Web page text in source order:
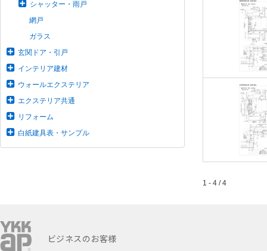
シャッター・雨戸
網戸
ガラス
玄関ドア・引戸
インテリア建材
ウォールエクステリア
エクステリア共通
リフォーム
白紙建具表・サンプル
1 - 4 / 4
ビジネスのお客様